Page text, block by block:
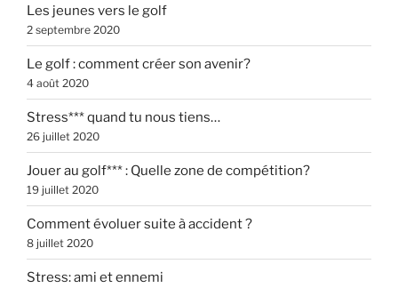
Les jeunes vers le golf
2 septembre 2020
Le golf : comment créer son avenir?
4 août 2020
Stress*** quand tu nous tiens…
26 juillet 2020
Jouer au golf*** : Quelle zone de compétition?
19 juillet 2020
Comment évoluer suite à accident ?
8 juillet 2020
Stress: ami et ennemi